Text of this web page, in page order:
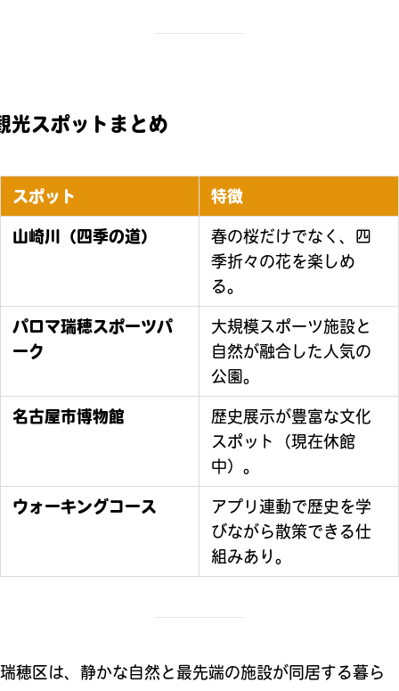
光スポットまとめ
スポット 特徴
山崎川（四季の道）
春の桜だけでなく、四
季折々の花を楽しめ
る。
パロマ瑞穂スポーツパ
ーク
大規模スポーツ施設と
自然が融合した人気の
公園。
名古屋市博物館
歴史展示が豊富な文化
スポット（現在休館
中）。
ウォーキングコース
アプリ連動で歴史を学
びながら散策できる仕
組みあり。
瑞穂区は、静かな自然と最先端の施設が同居する暮ら